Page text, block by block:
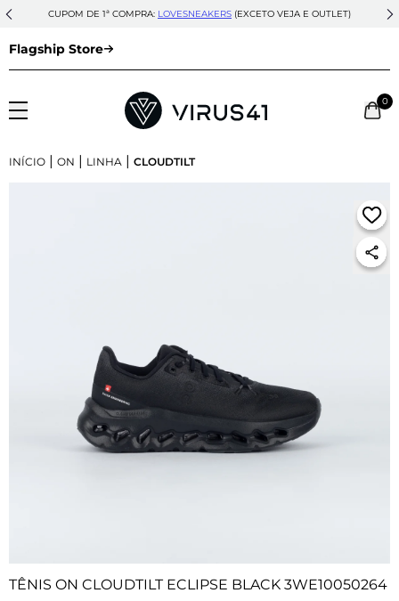
CUPOM DE 1ª COMPRA: LOVESNEAKERS (EXCETO VEJA E OUTLET)
Flagship Store
0
INÍCIO | ON | LINHA | CLOUDTILT
TÊNIS ON CLOUDTILT ECLIPSE BLACK 3WE10050264